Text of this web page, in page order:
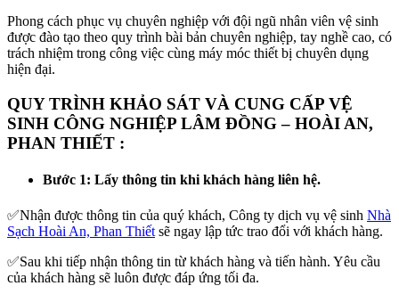
Phong cách phục vụ chuyên nghiệp với đội ngũ nhân viên vệ sinh
được đào tạo theo quy trình bài bản chuyên nghiệp, tay nghề cao, có
trách nhiệm trong công việc cùng máy móc thiết bị chuyên dụng
hiện đại.
QUY TRÌNH KHẢO SÁT VÀ CUNG CẤP VỆ
SINH CÔNG NGHIỆP LÂM ĐỒNG – HOÀI AN,
PHAN THIẾT :
Bước 1: Lấy thông tin khi khách hàng liên hệ.
✅Nhận được thông tin của quý khách, Công ty dịch vụ vệ sinh Nhà
Sạch Hoài An, Phan Thiết sẽ ngay lập tức trao đổi với khách hàng.
✅Sau khi tiếp nhận thông tin từ khách hàng và tiến hành. Yêu cầu
của khách hàng sẽ luôn được đáp ứng tối đa.